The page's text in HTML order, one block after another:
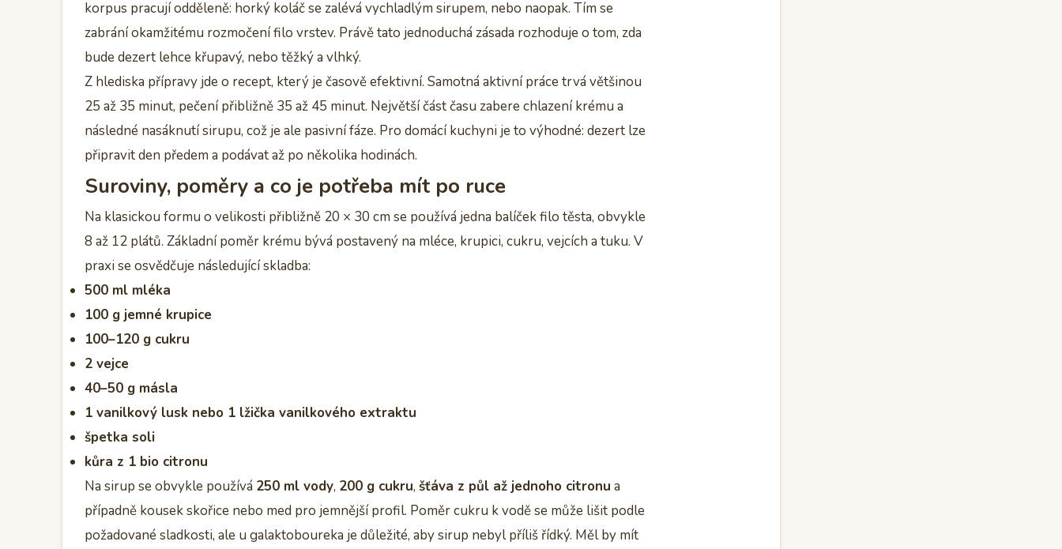
korpus pracují odděleně: horký koláč se zalévá vychladlým sirupem, nebo naopak. Tím se
zabrání okamžitému rozmočení filo vrstev. Právě tato jednoduchá zásada rozhoduje o tom, zda
bude dezert lehce křupavý, nebo těžký a vlhký.
Z hlediska přípravy jde o recept, který je časově efektivní. Samotná aktivní práce trvá většinou
25 až 35 minut, pečení přibližně 35 až 45 minut. Největší část času zabere chlazení krému a
následné nasáknutí sirupu, což je ale pasivní fáze. Pro domácí kuchyni je to výhodné: dezert lze
připravit den předem a podávat až po několika hodinách.
Suroviny, poměry a co je potřeba mít po ruce
Na klasickou formu o velikosti přibližně 20 × 30 cm se používá jedna balíček filo těsta, obvykle
8 až 12 plátů. Základní poměr krému bývá postavený na mléce, krupici, cukru, vejcích a tuku. V
praxi se osvědčuje následující skladba:
500 ml mléka
100 g jemné krupice
100–120 g cukru
2 vejce
40–50 g másla
1 vanilkový lusk nebo 1 lžička vanilkového extraktu
špetka soli
kůra z 1 bio citronu
Na sirup se obvykle používá 250 ml vody, 200 g cukru, šťáva z půl až jednoho citronu a
případně kousek skořice nebo med pro jemnější profil. Poměr cukru k vodě se může lišit podle
požadované sladkosti, ale u galaktoboureka je důležité, aby sirup nebyl příliš řídký. Měl by mít